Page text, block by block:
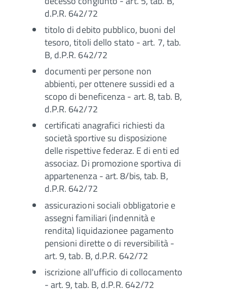
d.P.R. 642/72
titolo di debito pubblico, buoni del
tesoro, titoli dello stato - art. 7, tab.
B, d.P.R. 642/72
documenti per persone non
abbienti, per ottenere sussidi ed a
scopo di beneficenza - art. 8, tab. B,
d.P.R. 642/72
certificati anagrafici richiesti da
società sportive su disposizione
delle rispettive federaz. E di enti ed
associaz. Di promozione sportiva di
appartenenza - art. 8/bis, tab. B,
d.P.R. 642/72
assicurazioni sociali obbligatorie e
assegni familiari (indennità e
rendita) liquidazionee pagamento
pensioni dirette o di reversibilità -
art. 9, tab. B, d.P.R. 642/72
iscrizione all'ufficio di collocamento
- art. 9, tab. B, d.P.R. 642/72